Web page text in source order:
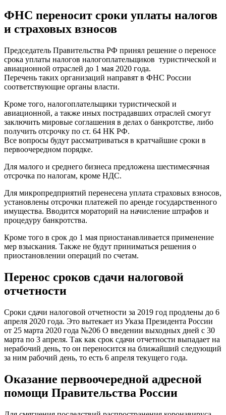
ФНС переносит сроки уплаты налогов
и страховых взносов
Председатель Правительства РФ принял решение о переносе
срока уплаты налогов налогоплательщиков туристической и
авиационной отраслей до 1 мая 2020 года.
Перечень таких организаций направят в ФНС России
соответствующие органы власти.
Кроме того, налогоплательщики туристической и
авиационной, а также иных пострадавших отраслей смогут
заключить мировые соглашения в делах о банкротстве, либо
получить отсрочку по ст. 64 НК РФ.
Все вопросы будут рассматриваться в кратчайшие сроки в
первоочередном порядке.
Для малого и среднего бизнеса предложена шестимесячная
отсрочка по налогам, кроме НДС.
Для микропредприятий перенесена уплата страховых взносов,
установлены отсрочки платежей по аренде государственного
имущества. Вводится мораторий на начисление штрафов и
процедуру банкротства.
Кроме того в срок до 1 мая приостанавливается применение
мер взыскания. Также не будут приниматься решения о
приостановлении операций по счетам.
Перенос сроков сдачи налоговой
отчетности
Сроки сдачи налоговой отчетности за 2019 год продлены до 6
апреля 2020 года. Это вытекает из Указа Президента России
от 25 марта 2020 года №206 О введении выходных дней с 30
марта по 3 апреля. Так как срок сдачи отчетности выпадает на
нерабочий день, то он переносится на ближайший следующий
за ним рабочий день, то есть 6 апреля текущего года.
Оказание первоочередной адресной
помощи Правительства России